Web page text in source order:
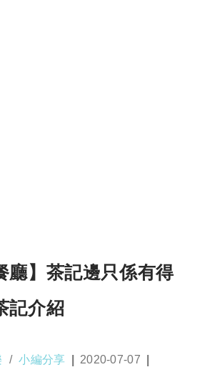
廳】茶記邊只係有得
記介紹
/ 小編分享
Post
2020-07-07